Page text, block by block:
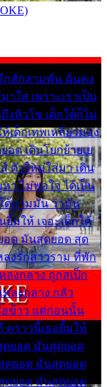
กสักสามพัน ฉันคง
าใส่ เพราะเราเป็น
งหิวโซ เด็กใต้ก็ไม่
ด็กเทพเหลียวมอง
อด เดินโยกย้ายเย
ตัวใหม่ใส่มา เดิน
า ไม่พอใจ ได้เป็น
ต้ถามมัน ว่ามัน
มให้ เจอะเด็กใต้
อด มันสุดยอด สุด
งรักสาวราม ที่พัก
ลงกลาง ถูกสเป็ก
หลงกลาง กลัว
อข้าว แต่ก่อนนั้น
คราวนี้เธอยิ้มให้
ดยอด มันสุดยอด
ดยอด มันสุดยอด
ดยอด มันสุดยอด